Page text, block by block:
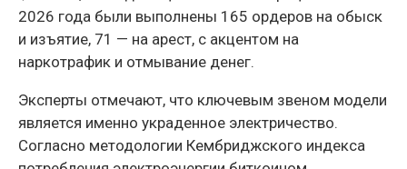
2026 года были выполнены 165 ордеров на обыск
и изъятие, 71 — на арест, с акцентом на
наркотрафик и отмывание денег.
Эксперты отмечают, что ключевым звеном модели
является именно украденное электричество.
Согласно методологии Кембриджского индекса